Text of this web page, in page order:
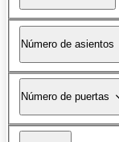
Número de asientos
Número de puertas